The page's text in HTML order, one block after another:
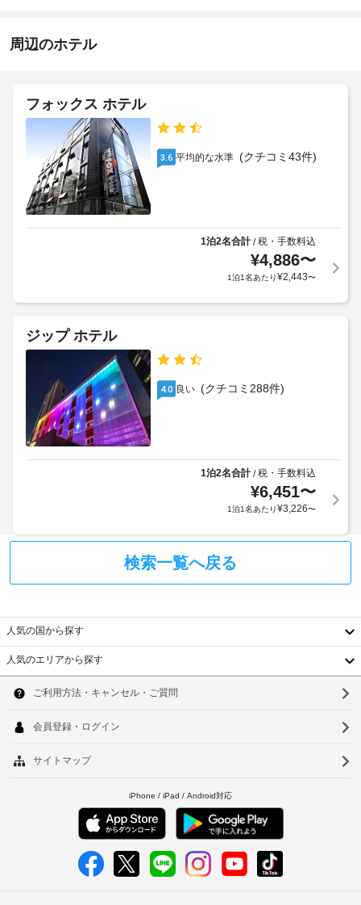
周辺のホテル
フォックス ホテル
3.6 平均的な水準 (クチコミ43件)
1泊2名合計/税・手数料込
¥4,886〜
1泊1名あたり¥2,443〜
ジップ ホテル
4.0 良い (クチコミ288件)
1泊2名合計/税・手数料込
¥6,451〜
1泊1名あたり¥3,226〜
検索一覧へ戻る
人気の国から探す
韓
国
人気のエリアから探す
ウ